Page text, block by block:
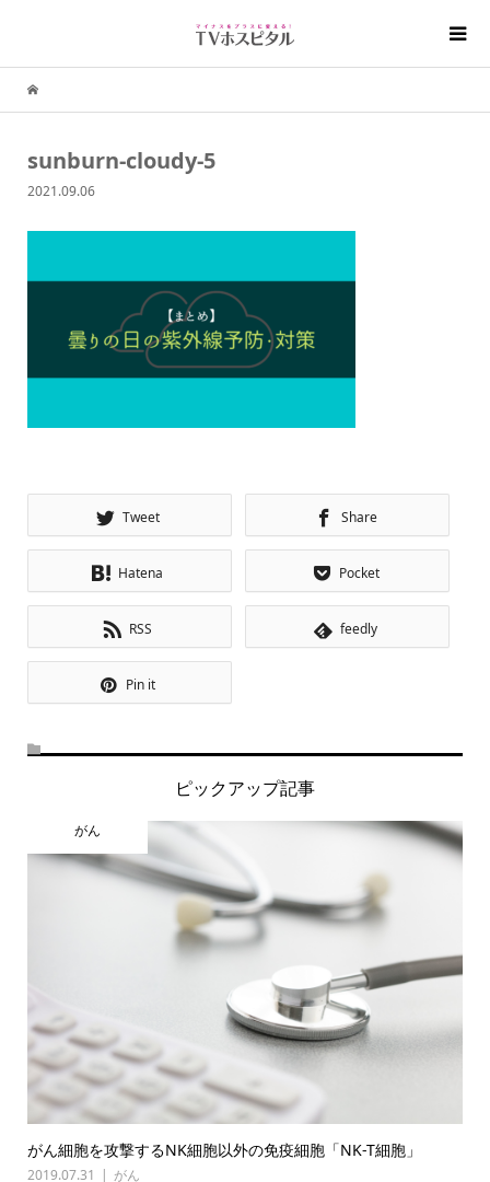
sunburn-cloudy-5
2021.09.06
Tweet Share
Hatena Pocket
RSS feedly
Pin it
ピックアップ記事
がん
がん細胞を攻撃するNK細胞以外の免疫細胞「NK-T細胞」
2019.07.31 がん